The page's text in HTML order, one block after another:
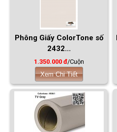
Phông Giấy ColorTone số
2432...
1.350.000 đ/Cuộn
Xem Chi Tiết